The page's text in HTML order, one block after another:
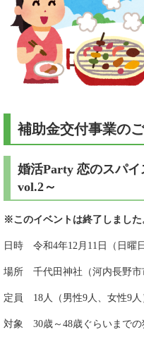
補助金交付事業の
婚活Party 恋のスパ
vol.2～
※このイベントは終了しました
日時 令和4年12月11日（日曜
場所 千代田神社（河内長野市
定員 18人（男性9人、女性9人
対象 30歳～48歳ぐらいまでの